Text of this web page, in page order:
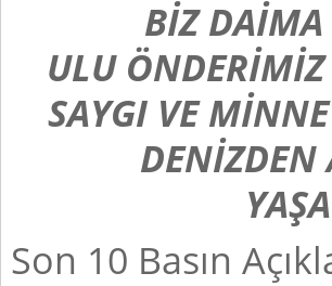
BİZ DAİMA
ULU
SAYGI VE
DENİZDEN
Son 10 Basın